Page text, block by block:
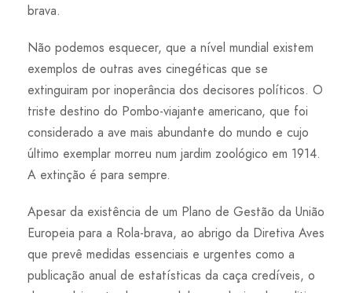
brava.
Não podemos esquecer, que a nível mundial existem
exemplos de outras aves cinegéticas que se
extinguiram por inoperância dos decisores políticos. O
triste destino do Pombo-viajante americano, que foi
considerado a ave mais abundante do mundo e cujo
último exemplar morreu num jardim zoológico em 1914.
A extinção é para sempre.
Apesar da existência de um Plano de Gestão da União
Europeia para a Rola-brava, ao abrigo da Diretiva Aves
que prevê medidas essenciais e urgentes como a
publicação anual de estatísticas da caça credíveis, o